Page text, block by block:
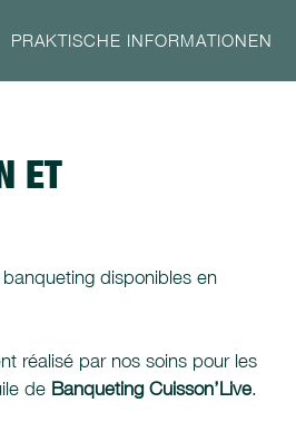
PRAKTISCHE INFORMATIONEN
ET
disponibles en
réalisé par nos soins pour les
de Banqueting Cuisson’Live.